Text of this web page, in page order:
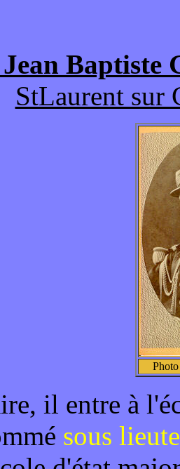
Jean Baptiste
StLaurent sur
il entre à
sous